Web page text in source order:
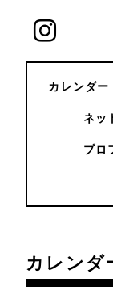
カレンダー
ネッ
プロ
カレンダ